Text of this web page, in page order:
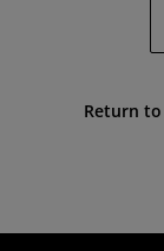
Return